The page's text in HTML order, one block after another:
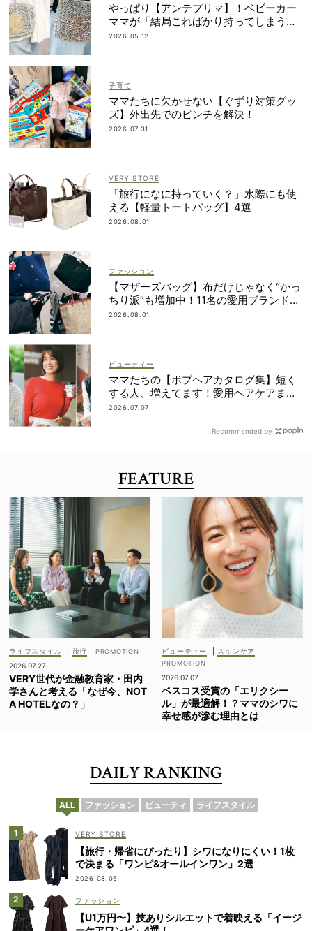
やっぱり【アンテプリマ】！ベビーカー
ママが「結局こればかり持ってしまう」
納得の理由
2026.05.12
子育て
ママたちに欠かせない【ぐずり対策グッ
ズ】外出先でのピンチを解決！
2026.07.31
VERY STORE
「旅行になに持っていく？」水際にも使
える【軽量トートバッグ】4選
2026.08.01
ファッション
【マザーズバッグ】布だけじゃなく“かっ
ちり派”も増加中！11名の愛用ブランド
は？
2026.08.01
ビューティー
ママたちの【ボブヘアカタログ集】短く
する人、増えてます！愛用ヘアケアまで
全部見せ
2026.07.07
Recommended by
FEATURE
ライフスタイル
旅行
2026.07.27
VERY世代が金融教育家・田内
学さんと考える「なぜ今、NOT
A HOTELなの？」
ビューティー スキンケア
2026.07.07
ベスコス受賞の「エリクシー
ル」が最適解！？ママのシワに
幸せ感が滲む理由とは
DAILY RANKING
ALL ファッション ビューティ ライフスタイル
VERY STORE
【旅行・帰省にぴったり】シワになりにくい！1枚
で決まる「ワンピ&オールインワン」2選
2026.08.05
ファッション
【U1万円〜】技ありシルエットで着映える「イージ